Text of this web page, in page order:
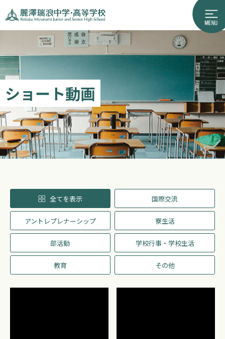
ショート動画
全てを表示 国際交流
アントレプレナーシップ 寮生活
部活動 学校行事・学校生活
教育 その他